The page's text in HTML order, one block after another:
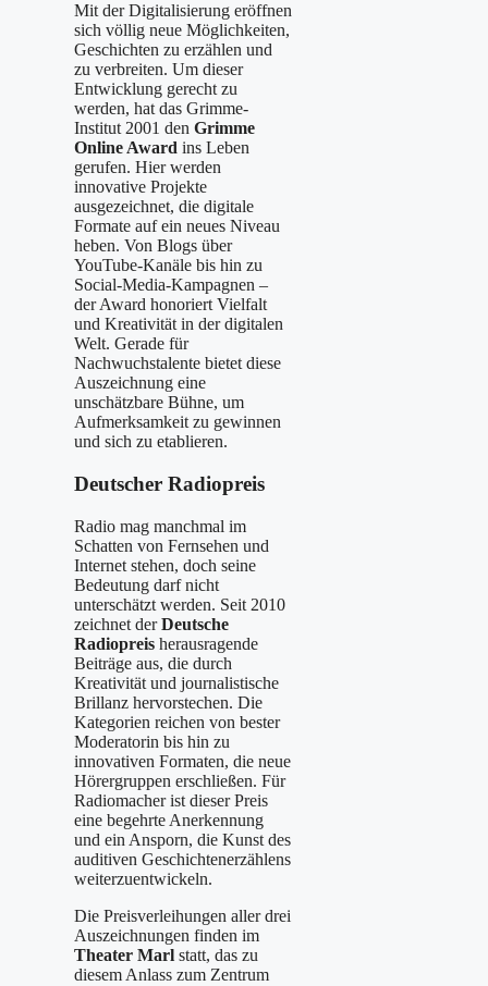
Mit der Digitalisierung eröffnen
sich völlig neue Möglichkeiten,
Geschichten zu erzählen und
zu verbreiten. Um dieser
Entwicklung gerecht zu
werden, hat das Grimme-
Institut 2001 den Grimme
Online Award ins Leben
gerufen. Hier werden
innovative Projekte
ausgezeichnet, die digitale
Formate auf ein neues Niveau
heben. Von Blogs über
YouTube-Kanäle bis hin zu
Social-Media-Kampagnen –
der Award honoriert Vielfalt
und Kreativität in der digitalen
Welt. Gerade für
Nachwuchstalente bietet diese
Auszeichnung eine
unschätzbare Bühne, um
Aufmerksamkeit zu gewinnen
und sich zu etablieren.
Deutscher Radiopreis
Radio mag manchmal im
Schatten von Fernsehen und
Internet stehen, doch seine
Bedeutung darf nicht
unterschätzt werden. Seit 2010
zeichnet derDeutsche
Radiopreis herausragende
Beiträge aus, die durch
Kreativität und journalistische
Brillanz hervorstechen. Die
Kategorien reichen von bester
Moderatorin bis hin zu
innovativen Formaten, die neue
Hörergruppen erschließen. Für
Radiomacher ist dieser Preis
eine begehrte Anerkennung
und ein Ansporn, die Kunst des
auditiven Geschichtenerzählens
weiterzuentwickeln.
Die Preisverleihungen aller drei
Auszeichnungen finden im
Theater Marl statt, das zu
diesem Anlass zum Zentrum